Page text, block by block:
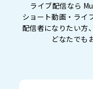
ライブ配信なら
ショート動画・ライ
配信者になりたい方
どなたでも